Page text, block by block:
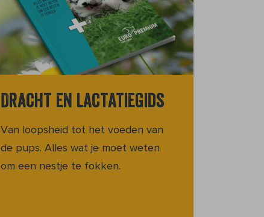
Dracht en lactatiegids
Van loopsheid tot het voeden van
de pups. Alles wat je moet weten
om een nestje te fokken.